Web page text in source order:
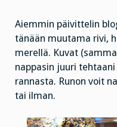
Aiemmin päivittelin
tänään muutama rivi,
merellä. Kuvat
nappasin juuri
rannasta. Runon voit
tai ilman.